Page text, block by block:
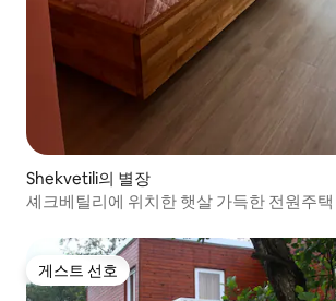
Shekvetili의 별장
셰크베틸리에 위치한 햇살 가득한 전원주택
게스트 선호
게스트 선호